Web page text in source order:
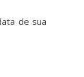
de sua